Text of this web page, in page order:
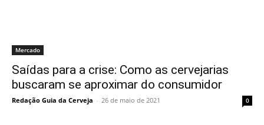
Mercado
Saídas para a crise: Como as cervejarias
buscaram se aproximar do consumidor
Redação Guia da Cerveja - 26 de maio de 2021 0